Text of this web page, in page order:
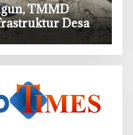
TMMD
Desa